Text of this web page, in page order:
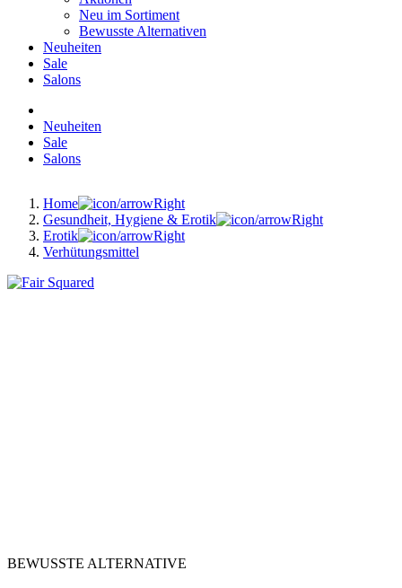
Neu im Sortiment
Bewusste Alternativen
Neuheiten
Sale
Salons
Neuheiten
Sale
Salons
Home
Gesundheit, Hygiene & Erotik
Erotik
Verhütungsmittel
BEWUSSTE ALTERNATIVE